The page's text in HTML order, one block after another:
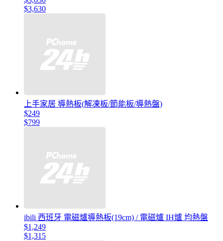
$3,630
上手家居 導熱板(解凍板/節能板/導熱盤)
$249
$799
ibili 西班牙 電磁爐導熱板(19cm) / 電磁爐 IH爐 均熱盤
$1,249
$1,315